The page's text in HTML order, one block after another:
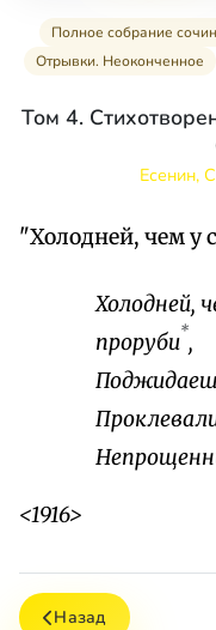
Полное собрание
Отрывки. Неоконченное
Том 4.
Есенин,
"Холодней, чем у
Холодней,
проруби*,
<1916>
Назад